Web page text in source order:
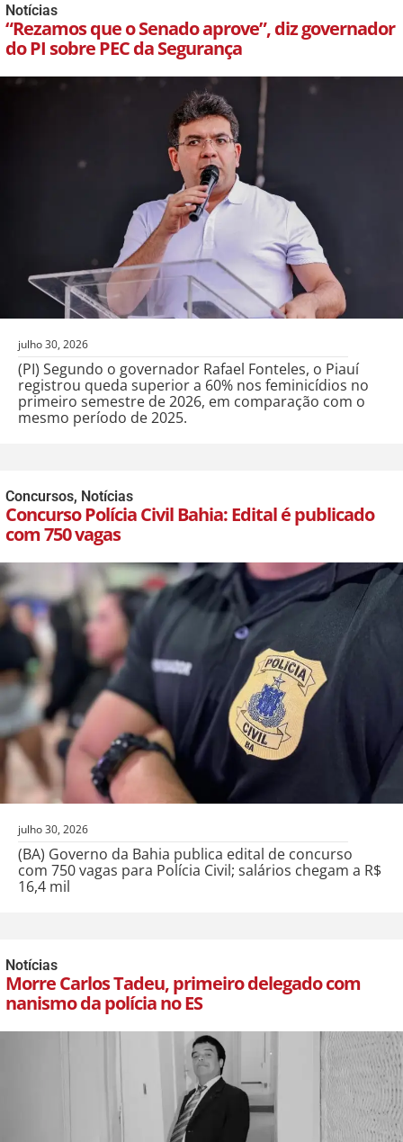
Notícias
“Rezamos que o Senado aprove”, diz governador
do PI sobre PEC da Segurança
julho 30, 2026
(PI) Segundo o governador Rafael Fonteles, o Piauí
registrou queda superior a 60% nos feminicídios no
primeiro semestre de 2026, em comparação com o
mesmo período de 2025.
Concursos, Notícias
Concurso Polícia Civil Bahia: Edital é publicado
com 750 vagas
julho 30, 2026
(BA) Governo da Bahia publica edital de concurso
com 750 vagas para Polícia Civil; salários chegam a R$
16,4 mil
Notícias
Morre Carlos Tadeu, primeiro delegado com
nanismo da polícia no ES